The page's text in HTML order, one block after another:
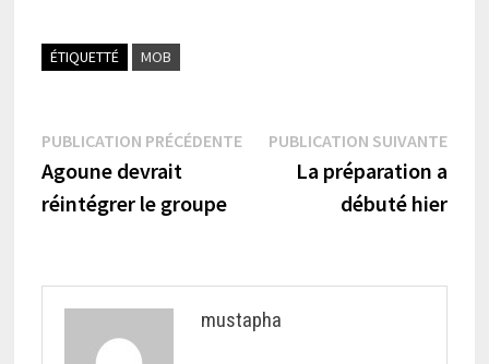
ÉTIQUETTÉ MOB
Navigation
de
l’article
PUBLICATION PRÉCÉDENTEPublication
précédente :
Agoune devrait
réintégrer le groupe
PUBLICATION SUIVANTE
La préparation a
débuté hier
mustapha